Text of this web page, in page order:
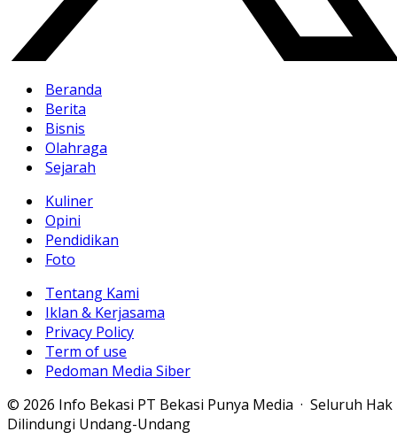
Beranda
Berita
Bisnis
Olahraga
Sejarah
Kuliner
Opini
Pendidikan
Foto
Tentang Kami
Iklan & Kerjasama
Privacy Policy
Term of use
Pedoman Media Siber
© 2026 Info Bekasi PT Bekasi Punya Media · Seluruh Hak
Dilindungi Undang-Undang